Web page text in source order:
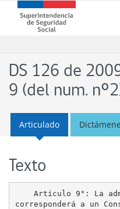
contenido
Superintendencia
de
(SUSESO)
-
Gobierno
de
DS 126 de
9 (del num.
Articulado
Texto
Artículo 9°: La
corresponderá a un